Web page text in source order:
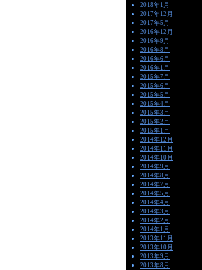
2018年1月
2017年12月
2017年5月
2016年12月
2016年9月
2016年8月
2016年6月
2016年1月
2015年7月
2015年6月
2015年5月
2015年4月
2015年3月
2015年2月
2015年1月
2014年12月
2014年11月
2014年10月
2014年9月
2014年8月
2014年7月
2014年5月
2014年4月
2014年3月
2014年2月
2014年1月
2013年11月
2013年10月
2013年9月
2013年8月